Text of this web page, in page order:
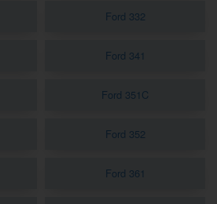
Ford 332
Ford 341
Ford 351C
Ford 352
Ford 361